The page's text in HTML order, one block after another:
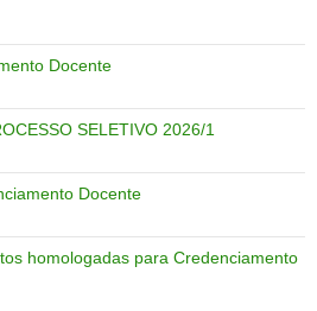
Docente
SELETIVO 2026/1
Docente
homologadas para Credenciamento